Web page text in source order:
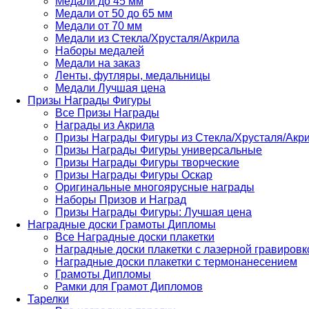
Медали от 50 до 65 мм
Медали от 70 мм
Медали из Стекла/Хрусталя/Акрила
Наборы медалей
Медали на заказ
Ленты, футляры, медальницы
Медали Лучшая цена
Призы Награды Фигуры
Все Призы Награды
Награды из Акрила
Призы Награды Фигуры из Стекла/Хрусталя/
Призы Награды Фигуры универсальные
Призы Награды Фигуры творческие
Призы Награды Фигуры Оскар
Оригинальные многоярусные награды
Наборы Призов и Наград
Призы Награды Фигуры: Лучшая цена
Наградные доски Грамоты Дипломы
Все Наградные доски плакетки
Наградные доски плакетки с лазерной
Наградные доски плакетки с термонанесением
Грамоты Дипломы
Рамки для Грамот Дипломов
Тарелки